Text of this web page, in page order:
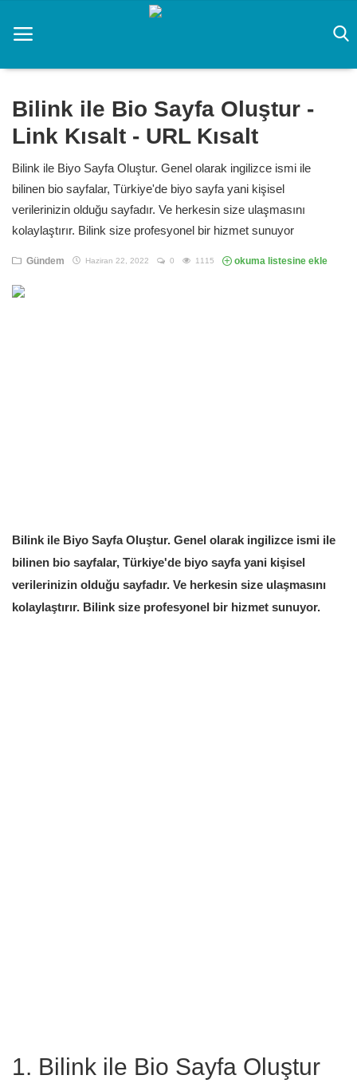
CS 2 Rehberi
Prompt
Rüya Tabirleri
yapay zeka
Zayıflama
Oyun
Bilink ile Bio Sayfa Oluştur -
Link Kısalt - URL Kısalt
Bilink ile Biyo Sayfa Oluştur. Genel olarak ingilizce ismi ile
bilinen bio sayfalar, Türkiye'de biyo sayfa yani kişisel
verilerinizin olduğu sayfadır. Ve herkesin size ulaşmasını
kolaylaştırır. Bilink size profesyonel bir hizmet sunuyor
Gündem Haziran 22, 2022 0 1115 okuma listesine ekle
Bilink ile Biyo Sayfa Oluştur. Genel olarak ingilizce ismi ile
bilinen bio sayfalar, Türkiye'de biyo sayfa yani kişisel
verilerinizin olduğu sayfadır. Ve herkesin size ulaşmasını
kolaylaştırır. Bilink size profesyonel bir hizmet sunuyor.
1. Bilink ile Bio Sayfa Oluştur